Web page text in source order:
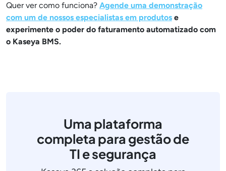
Quer ver como funciona? Agende uma demonstração
com um de nossos especialistas em produtos e
experimente o poder do faturamento automatizado com
o Kaseya BMS.
Uma plataforma
completa para gestão de
TI e segurança